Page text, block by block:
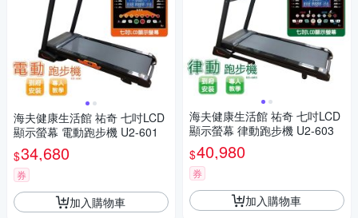
海夫健康生活館 祐奇 七吋LCD
顯示螢幕 電動跑步機 U2-601
$34,680
券
加入購物車
海夫健康生活館 祐奇 七吋LCD
顯示螢幕 律動跑步機 U2-603
$40,980
券
加入購物車